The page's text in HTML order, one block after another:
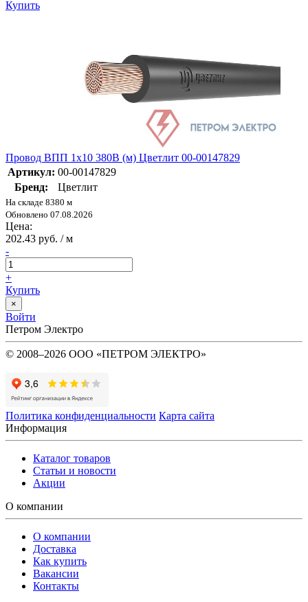
Купить
Провод ВПП 1х10 380В (м) Цветлит 00-00147829
Артикул: 00-00147829
Бренд:
Цветлит
На складе 8380 м
Обновлено 07.08.2026
Цена:
202.43 руб. / м
-
+
Купить
×
Войти
Петром Электро
© 2008–2026 ООО «ПЕТРОМ ЭЛЕКТРО»
Политика конфиденциальности Карта сайта
Информация
Каталог товаров
Статьи и новости
Акции
О компании
О компании
Доставка
Как купить
Вакансии
Контакты